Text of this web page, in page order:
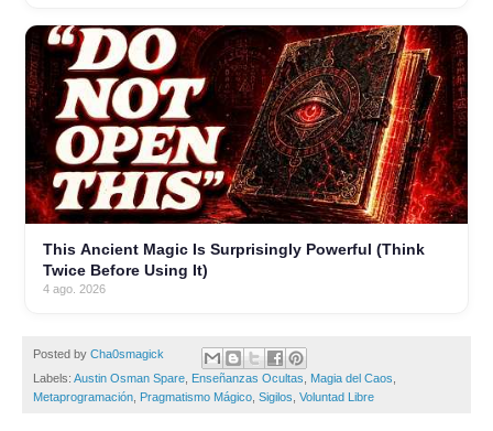
This Ancient Magic Is Surprisingly Powerful (Think
Twice Before Using It)
4 ago. 2026
Posted by Cha0smagick
Labels: Austin Osman Spare Enseñanzas Ocultas Magia del Caos
Metaprogramación Pragmatismo Mágico Sigilos Voluntad Libre